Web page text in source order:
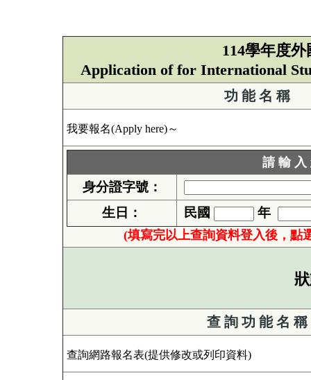
114學年度
Application of for International
功 能 名 稱
我要報名(Apply here)～
請 輸 入
身分證字號：
生日：
民國 年
(填寫完以上查詢資料登入後，點
查 詢 功 能 名 稱
查詢網路報名表(提供修改或列印資料)